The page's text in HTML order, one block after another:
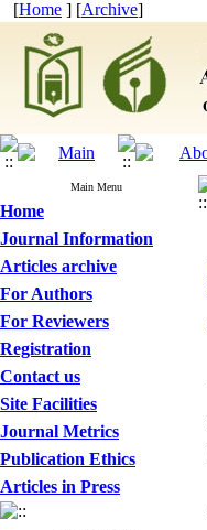
[Home ] [Archive]
Main Menu
Home
Journal Information
Articles archive
For Authors
For Reviewers
Registration
Contact us
Site Facilities
Journal Metrics
Publication Ethics
Articles in Press